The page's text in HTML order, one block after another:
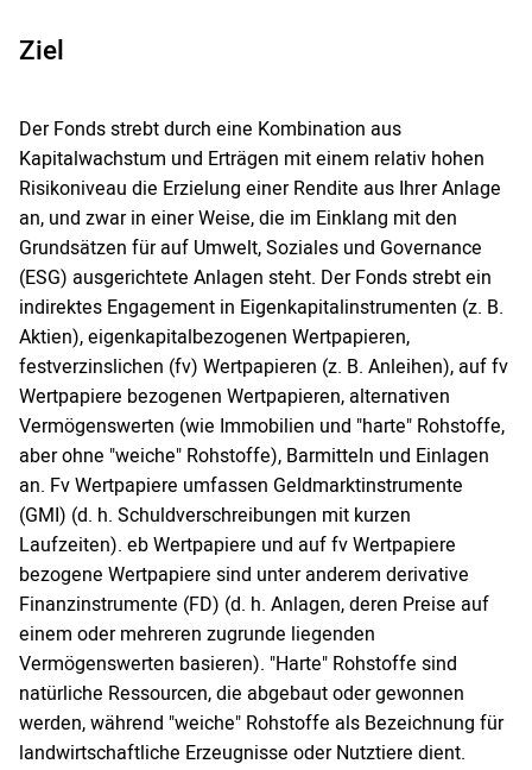
Ziel
Der Fonds strebt durch eine Kombination aus
Kapitalwachstum und Erträgen mit einem relativ hohen
Risikoniveau die Erzielung einer Rendite aus Ihrer Anlage
an, und zwar in einer Weise, die im Einklang mit den
Grundsätzen für auf Umwelt, Soziales und Governance
(ESG) ausgerichtete Anlagen steht. Der Fonds strebt ein
indirektes Engagement in Eigenkapitalinstrumenten (z. B.
Aktien), eigenkapitalbezogenen Wertpapieren,
festverzinslichen (fv) Wertpapieren (z. B. Anleihen), auf fv
Wertpapiere bezogenen Wertpapieren, alternativen
Vermögenswerten (wie Immobilien und "harte" Rohstoffe,
aber ohne "weiche" Rohstoffe), Barmitteln und Einlagen
an. Fv Wertpapiere umfassen Geldmarktinstrumente
(GMI) (d. h. Schuldverschreibungen mit kurzen
Laufzeiten). eb Wertpapiere und auf fv Wertpapiere
bezogene Wertpapiere sind unter anderem derivative
Finanzinstrumente (FD) (d. h. Anlagen, deren Preise auf
einem oder mehreren zugrunde liegenden
Vermögenswerten basieren). "Harte" Rohstoffe sind
natürliche Ressourcen, die abgebaut oder gewonnen
werden, während "weiche" Rohstoffe als Bezeichnung für
landwirtschaftliche Erzeugnisse oder Nutztiere dient.